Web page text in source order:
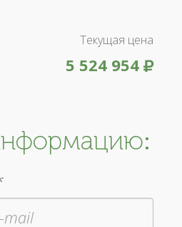
Текущая цена
5 524 954